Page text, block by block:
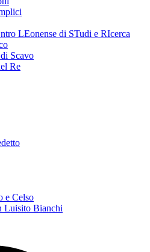
LEonense di STudi e RIcerca
Scavo
Re
e Celso
Luisito Bianchi